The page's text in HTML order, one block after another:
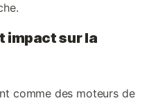
impact sur la
comme des moteurs de